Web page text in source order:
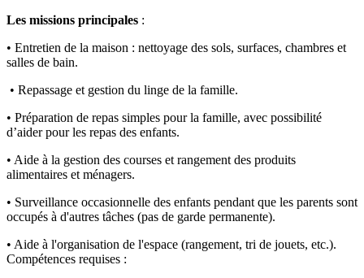
Les missions principales :
• Entretien de la maison : nettoyage des sols, surfaces, chambres et
salles de bain.
• Repassage et gestion du linge de la famille.
• Préparation de repas simples pour la famille, avec possibilité
d’aider pour les repas des enfants.
• Aide à la gestion des courses et rangement des produits
alimentaires et ménagers.
• Surveillance occasionnelle des enfants pendant que les parents sont
occupés à d'autres tâches (pas de garde permanente).
• Aide à l'organisation de l'espace (rangement, tri de jouets, etc.).
Compétences requises :